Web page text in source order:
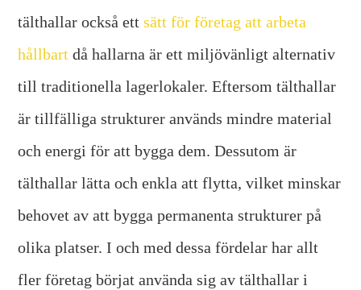
tälthallar också ettsätt för företag att arbeta
hållbart då hallarna är ett miljövänligt alternativ
till traditionella lagerlokaler. Eftersom tälthallar
är tillfälliga strukturer används mindre material
och energi för att bygga dem. Dessutom är
tälthallar lätta och enkla att flytta, vilket minskar
behovet av att bygga permanenta strukturer på
olika platser. I och med dessa fördelar har allt
fler företag börjat använda sig av tälthallar i